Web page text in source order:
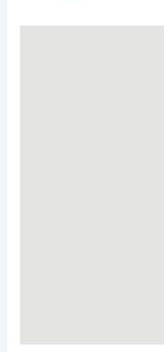
dal servizio fotografico.